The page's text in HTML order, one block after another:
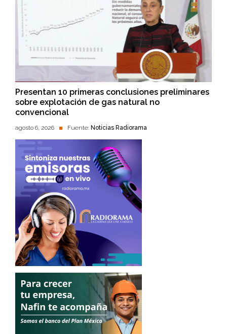
Presentan 10 primeras conclusiones preliminares
sobre explotación de gas natural no
convencional
agosto 6, 2026 Fuente: Noticias Radiorama